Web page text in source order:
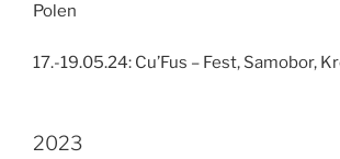
Polen
17.-19.05.24: Cu’Fus – Fest, Samobor,
2023